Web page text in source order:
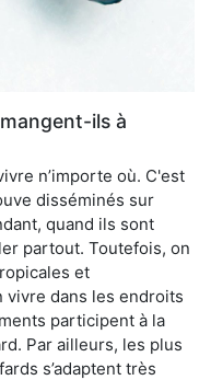
ils à
n’importe où. C'est
disséminés sur
quand ils sont
partout. Toutefois, on
et
dans les endroits
participent à la
Par ailleurs, les plus
s’adaptent très